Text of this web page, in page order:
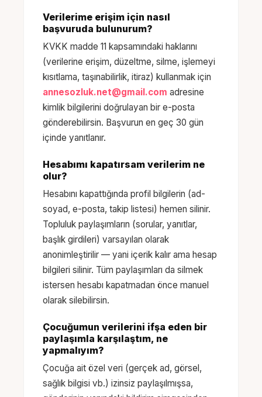
Verilerime erişim için nasıl
başvuruda bulunurum?
KVKK madde 11 kapsamındaki haklarını
(verilerine erişim, düzeltme, silme, işlemeyi
kısıtlama, taşınabilirlik, itiraz) kullanmak için
annesozluk.net@gmail.com adresine
kimlik bilgilerini doğrulayan bir e-posta
gönderebilirsin. Başvurun en geç 30 gün
içinde yanıtlanır.
Hesabımı kapatırsam verilerim ne
olur?
Hesabını kapattığında profil bilgilerin (ad-
soyad, e-posta, takip listesi) hemen silinir.
Topluluk paylaşımların (sorular, yanıtlar,
başlık girdileri) varsayılan olarak
anonimleştirilir — yani içerik kalır ama hesap
bilgileri silinir. Tüm paylaşımları da silmek
istersen hesabı kapatmadan önce manuel
olarak silebilirsin.
Çocuğumun verilerini ifşa eden bir
paylaşımla karşılaştım, ne
yapmalıyım?
Çocuğa ait özel veri (gerçek ad, görsel,
sağlık bilgisi vb.) izinsiz paylaşılmışsa,